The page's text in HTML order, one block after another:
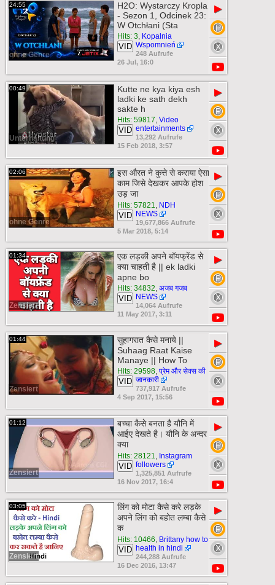
24:55
ohne Genre
H2O: Wystarczy Kropla
- Sezon 1, Odcinek 23:
W Otchłani (Sta
Hits: 3, Kopalnia
Wspomnień
VID
248 Aufrufe
26 Jul, 16:0
▶
00:49
Unterhaltung
Kutte ne kya kiya esh
ladki ke sath dekh
sakte h
Hits: 59817, Video
entertainments
VID
13,292 Aufrufe
15 Feb 2018, 3:57
▶
02:06
ohne Genre
इस औरत ने कुत्ते से कराया ऐसा
काम जिसे देखकर आपके होश
उड़ जा
Hits: 57821, NDH
NEWS
VID
19,677,866 Aufrufe
5 Mar 2018, 5:14
▶
01:34
Zensiert
एक लड़की अपने बॉयफ्रेंड से
क्या चाहती है || ek ladki
apne bo
Hits: 34832, अजब गजब
NEWS
VID
14,064 Aufrufe
11 May 2017, 3:11
▶
01:44
Zensiert
सुहागरात कैसे मनाये ||
Suhaag Raat Kaise
Manaye || How To
Hits: 29598, प्रेम और सेक्स की
जानकारी
VID
737,917 Aufrufe
4 Sep 2017, 15:56
▶
01:12
Zensiert
बच्चा कैसे बनता है यौनि में
आईए देखते है। यौनि के अन्दर
क्या
Hits: 28121, Instagram
followers
VID
1,325,851 Aufrufe
16 Nov 2017, 16:4
▶
03:05
Zensiert
लिंग को मोटा कैसे करे लड़के
अपने लिंग को बहोत लम्बा कैसे
क
Hits: 10466, Brittany how to
health in hindi
VID
244,288 Aufrufe
16 Dec 2016, 13:47
▶